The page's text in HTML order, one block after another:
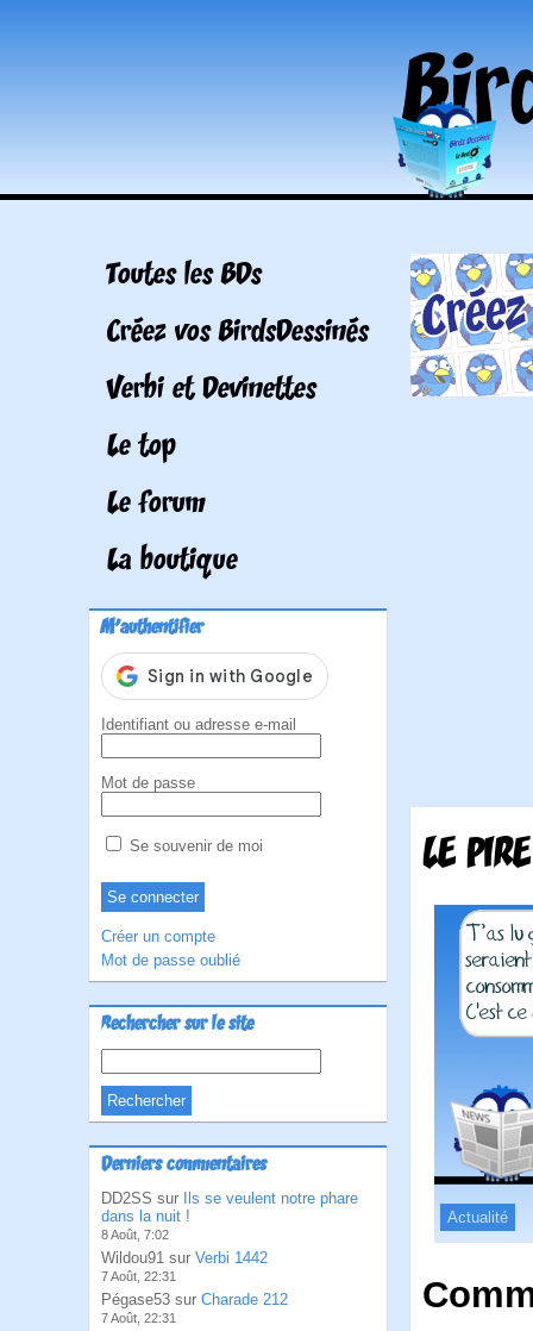
Toutes les BDs
Créez vos BirdsDessinés
Verbi et Devinettes
Le top
Le forum
La boutique
M'authentifier
Identifiant ou adresse e-mail
Mot de passe
Se souvenir de moi
Créer un compte
Mot de passe oublié
Rechercher sur le site
Derniers commentaires
DD2SS sur
Ils se veulent notre phare
dans la nuit !
8 Août, 7:02
Wildou91 sur Verbi 1442
7 Août, 22:31
Pégase53 sur Charade 212
7 Août, 22:31
LE
Actualité